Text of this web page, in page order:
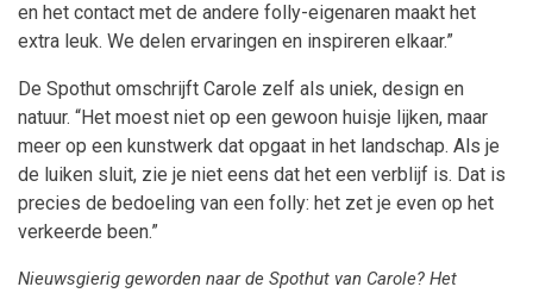
en het contact met de andere folly-eigenaren maakt het
extra leuk. We delen ervaringen en inspireren elkaar.”
De Spothut omschrijft Carole zelf als uniek, design en
natuur. “Het moest niet op een gewoon huisje lijken, maar
meer op een kunstwerk dat opgaat in het landschap. Als je
de luiken sluit, zie je niet eens dat het een verblijf is. Dat is
precies de bedoeling van een folly: het zet je even op het
verkeerde been.”
Nieuwsgierig geworden naar de Spothut van Carole? Het